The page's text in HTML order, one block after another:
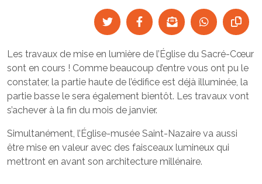
Les travaux de mise en lumière de l’Église du Sacré-Cœur
sont en cours ! Comme beaucoup d’entre vous ont pu le
constater, la partie haute de l’édifice est déjà illuminée, la
partie basse le sera également bientôt. Les travaux vont
s’achever à la fin du mois de janvier.
Simultanément, l’Église-musée Saint-Nazaire va aussi
être mise en valeur avec des faisceaux lumineux qui
mettront en avant son architecture millénaire.